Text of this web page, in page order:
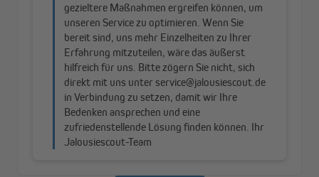
Hochwertige Stoffe aus Polyester
Der Stoff des Pure Wabenplissees besteht zu 100 Prozent aus
hochwertigem Polyester. Unser Wabenplissee-Sortiment bietet
unter anderem Stoffe in den klassisch-dezenten Farben Weiß,
Beige, Creme und Grau an, die zu jedem Wohnstil passen. Die
Rückseite des Wabenplissees ist weiß.